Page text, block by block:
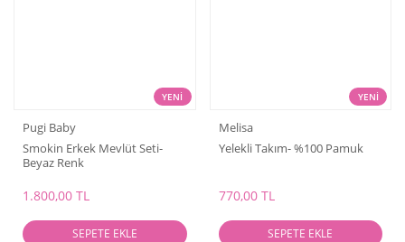
YENİ
Pugi Baby
Smokin Erkek Mevlüt Seti-
Beyaz Renk
1.800,00 TL
SEPETE EKLE
YENİ
Melisa
Yelekli Takım- %100 Pamuk
770,00 TL
SEPETE EKLE